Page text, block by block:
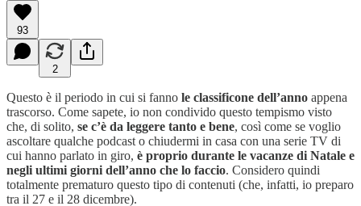
93
2
Questo è il periodo in cui si fanno le classificone dell’anno appena
trascorso. Come sapete, io non condivido questo tempismo visto
che, di solito, se c’è da leggere tanto e bene, così come se voglio
ascoltare qualche podcast o chiudermi in casa con una serie TV di
cui hanno parlato in giro, è proprio durante le vacanze di Natale e
negli ultimi giorni dell’anno che lo faccio. Considero quindi
totalmente prematuro questo tipo di contenuti (che, infatti, io preparo
tra il 27 e il 28 dicembre).